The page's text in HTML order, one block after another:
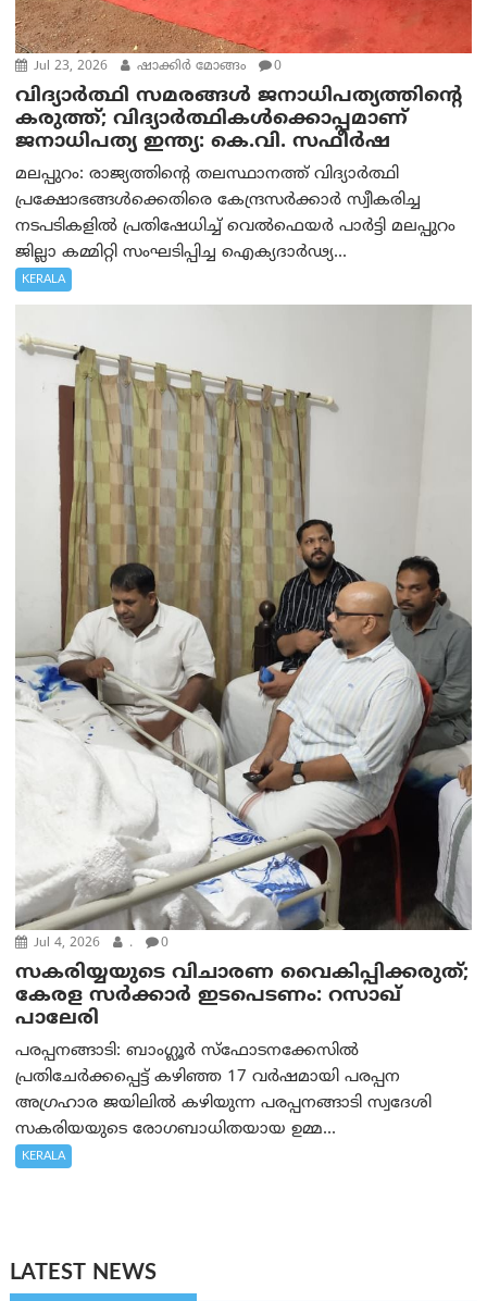
Jul 23, 2026 ഷാക്കിർ മോങ്ങം 0
വിദ്യാർത്ഥി സമരങ്ങൾ ജനാധിപത്യത്തിന്റെ
കരുത്ത്; വിദ്യാർത്ഥികൾക്കൊപ്പമാണ്
ജനാധിപത്യ ഇന്ത്യ: കെ.വി. സഫീർഷ
മലപ്പുറം: രാജ്യത്തിന്റെ തലസ്ഥാനത്ത് വിദ്യാർത്ഥി
പ്രക്ഷോഭങ്ങൾക്കെതിരെ കേന്ദ്രസർക്കാർ സ്വീകരിച്ച
നടപടികളിൽ പ്രതിഷേധിച്ച് വെൽഫെയർ പാർട്ടി മലപ്പുറം
ജില്ലാ കമ്മിറ്റി സംഘടിപ്പിച്ച ഐക്യദാർഢ്യ...
KERALA
Jul 4, 2026 . 0
സകരിയ്യയുടെ വിചാരണ വൈകിപ്പിക്കരുത്;
കേരള സർക്കാർ ഇടപെടണം: റസാഖ്
പാലേരി
പരപ്പനങ്ങാടി: ബാംഗ്ലൂർ സ്‌ഫോടനക്കേസിൽ
പ്രതിചേർക്കപ്പെട്ട് കഴിഞ്ഞ 17 വർഷമായി പരപ്പന
അഗ്രഹാര ജയിലിൽ കഴിയുന്ന പരപ്പനങ്ങാടി സ്വദേശി
സകരിയയുടെ രോഗബാധിതയായ ഉമ്മ...
KERALA
LATEST NEWS